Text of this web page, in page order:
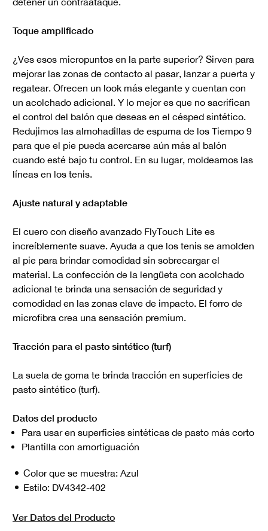
Toque amplificado
¿Ves esos micropuntos en la parte superior? Sirven para
mejorar las zonas de contacto al pasar, lanzar a puerta y
regatear. Ofrecen un look más elegante y cuentan con
un acolchado adicional. Y lo mejor es que no sacrifican
el control del balón que deseas en el césped sintético.
Redujimos las almohadillas de espuma de los Tiempo 9
para que el pie pueda acercarse aún más al balón
cuando esté bajo tu control. En su lugar, moldeamos las
líneas en los tenis.
Ajuste natural y adaptable
El cuero con diseño avanzado FlyTouch Lite es
increíblemente suave. Ayuda a que los tenis se amolden
al pie para brindar comodidad sin sobrecargar el
material. La confección de la lengüeta con acolchado
adicional te brinda una sensación de seguridad y
comodidad en las zonas clave de impacto. El forro de
microfibra crea una sensación premium.
Tracción para el pasto sintético (turf)
La suela de goma te brinda tracción en superficies de
pasto sintético (turf).
Datos del producto
Para usar en superficies sintéticas de pasto más corto
Plantilla con amortiguación
Color que se muestra: Azul
Estilo: DV4342-402
Ver Datos del Producto